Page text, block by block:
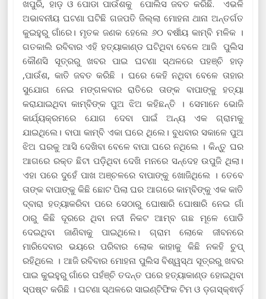
ଖପୁରି, ହାଡ଼ ଓ ପୋଡା ପାଉଁଶକୁ ପୋଲିସ ଜବତ କରିଛି. ଏଭଳି
ଅଭାବନୀୟ ଘଟଣା ଘଟିଛି ଗଜପତି ଜିଲ୍ଲା ମୋହନା ଥାନା ଅନ୍ତର୍ଗତ
କୁଇହୁରୁ ଗାଁରେ। ମୃତକ ଜଣକ ହେଲେ ୬୦ ବର୍ଷୀୟ କାମ୍ବି ମଳିକ ।
ଗତକାଲି ରବିବାର ଏହି ହତ୍ୟାକାଣ୍ଡ ଘଟିଥିବା ବେଳେ ଆଜି ପୁଲିସ
କୌଣସି ସୂତ୍ରରୁ ଖବର ପାଇ ଘଟଣା ସ୍ଥଳରେ ପହଞ୍ଚି ହାଡ଼
,ପାଉଁଶ, କାତି ଜବତ କରିଛି । ଘରେ କେହି ନଥିବା ବେଳେ ତାହାର
ସୁଯୋଗ ନେଇ ମଙ୍ଗଳବାର ରାତିରେ ତାଙ୍କ ବାପାଙ୍କୁ ହତ୍ୟା
କରାଯାଇଥିବା କାମ୍ବିଙ୍କ ପୁଅ ଝିଅ କହିଛନ୍ତି । ସେମାନେ ଭୋଜି
କାର୍ଯ୍ୟକ୍ରମରେ ଯୋଗ ଦେବା ପାଇଁ ଅନ୍ୟ ଏକ ଗ୍ରାମକୁ
ଯାଇଥିଲେ। ବାପା କାମ୍ବି ଏକା ଘରେ ଥିଲେ। ବୁଧବାର ସକାଳେ ପୁଅ
ଝିଅ ଘରକୁ ଆସି ଦେଖିବା ବେଳେ ବାପା ଘରେ ନଥିଲେ । କିନ୍ତୁ ଘର
ଆଗରେ ରକ୍ତ ଛିଟା ପଡ଼ିଥିବା ଦେଖି ମନରେ ସନ୍ଦେହ ଉପୁଜି ଥିଲା।
ଏହା ପରେ ଦୁହେଁ ପାଖ ଅଞ୍ଚଳରେ ବାପାଙ୍କୁ ଖୋଜିଥିଲେ । ତେବେ
ତାଙ୍କ ବାପାଙ୍କୁ କିଛି ଛୋଟ ପିଲା ଘର ଆଗରେ କାମ୍ବିଙ୍କୁ ଏକ କାତି
ଦ୍ବାରା ହତ୍ୟାକରିବା ପରେ ସେଠାରୁ ଘୋଷାରି ଘୋଷାରି ନେଇ ଗାଁ
ଠାରୁ କିଛି ଦୂରରେ ଥିବା ନଦୀ ନିକଟ ଆମ୍ବ ଗଛ ମୂଳେ ପୋଡି
ଦେଇଥିବା ଜାଣିବାକୁ ପାଇଥିଲେ। ଗ୍ରାମ ଲୋକେ ଜୀବନରେ
ମାରିଦେବାର ଭୟରେ ପରିବାର ଲୋକ କାହାକୁ କିଛି ନକହି ଚୁପ୍
ରହିଥିଲେ । ଆଜି ରବିବାର ମୋହନା ପୁଲିସ ବିଶ୍ୱସ୍ଥ ସୂତ୍ରରୁ ଖବର
ପାଇ କୁଇହୁରୁ ଗାଁରେ ପହଁଞ୍ଚି ତଦନ୍ତ ପରେ ହତ୍ୟାକାଣ୍ଡ ହୋଇଥିବା
ସ୍ପଷ୍ଟ କରିଛି । ଘଟଣା ସ୍ଥଳରେ ସାଇଣ୍ଟିଫିକ ଟିମ ଓ ଡ଼ଗସ୍କ୍ଵାର୍ଡ଼